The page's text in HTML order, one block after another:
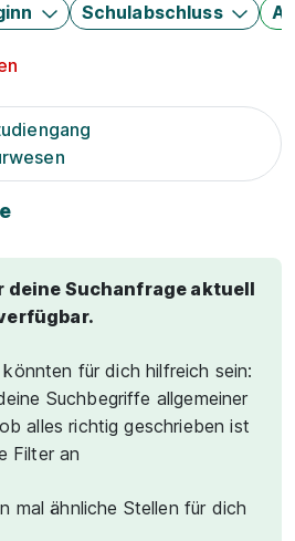
Schulabschluss
deine Suchanfrage aktuell
für dich hilfreich sein:
Suchbegriffe allgemeiner
alles richtig geschrieben ist
Filter an
mal ähnliche Stellen für dich